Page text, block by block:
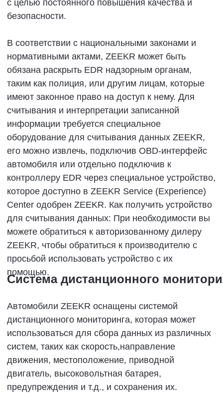
расходы, которые могут возникнуть в
несанкционированного дополнительного
оборудования.
Радиоустройства.
Установка радиоаппаратуры на транспортные
средства может повлиять на надлежащее
использование электрических систем. При
использовании радиоаппаратуры должны строго
соблюдаться следующие положения:
■ Не устанавливайте и не меняйте
радиоаппаратуру самостоятельно, в
противном случае могут произойти сбои в
работе электрической системы или ее
функционирование будет ограничено.
пожалуйста, соблюдайте законы и
нормативные акты региона, в котором
сильными электромагнитными помехами,
таких как трансформатор.
■
■ Людям с имплантируемыми
кардиостимуляторами для